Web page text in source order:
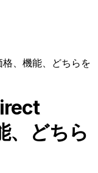
格、機能、どちらを
、どちら